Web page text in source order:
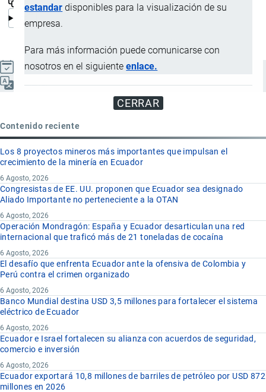
estandar disponibles para la visualización de su
empresa.
Para más información puede comunicarse con
nosotros en el siguienteenlace.
CERRAR
Actualizado el 9 Septiembre, 2024
Español
Contenido reciente
Los 8 proyectos mineros más importantes que impulsan el
crecimiento de la minería en Ecuador
6 Agosto, 2026
Congresistas de EE. UU. proponen que Ecuador sea designado
Aliado Importante no perteneciente a la OTAN
6 Agosto, 2026
Operación Mondragón: España y Ecuador desarticulan una red
internacional que traficó más de 21 toneladas de cocaína
6 Agosto, 2026
El desafío que enfrenta Ecuador ante la ofensiva de Colombia y
Perú contra el crimen organizado
6 Agosto, 2026
Banco Mundial destina USD 3,5 millones para fortalecer el sistema
eléctrico de Ecuador
6 Agosto, 2026
Ecuador e Israel fortalecen su alianza con acuerdos de seguridad,
comercio e inversión
6 Agosto, 2026
Ecuador exportará 10,8 millones de barriles de petróleo por USD 872
millones en 2026